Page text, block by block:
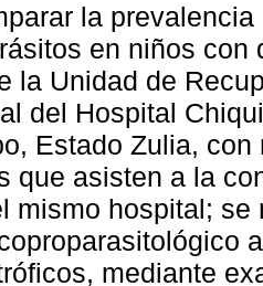
la prevalencia
en niños con
la Unidad de
del Hospital
Estado Zulia, con
que asisten a la
mismo hospital; se
mediante